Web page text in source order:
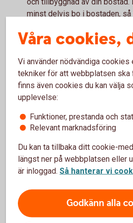
minst delvis bo i bostaden, så
städning, även till exempel
av vitvaror och snöskottning.
resekostnader ger däremot
rutavdrag.
Finns det något mer
tänka på?
– Ja, först och främst måste
avdragen mot. Du kan alltså
utbetalade i rena pengar, utan
andra skatter, avslutar vår
Arques.
Våra cookies,
Vi använder nödvändiga cookies
tekniker för att webbplatsen ska
finns även cookies du kan välja
upplevelse:
Funktioner, prestanda och
Relevant marknadsföring
Du kan ta tillbaka ditt cookie-
längst ner på webbplatsen eller
är inloggad. Så hanterar vi
Godkänn alla